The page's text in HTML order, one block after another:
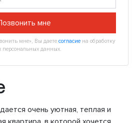
мне
мне», Вы даете согласие на обработку
персональных данных.
очень уютная, теплая и